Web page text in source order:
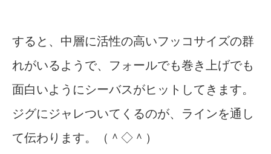
すると、中層に活性の高いフッコサイズの群
れがいるようで、フォールでも巻き上げでも
面白いようにシーバスがヒットしてきます。
ジグにジャレついてくるのが、ラインを通し
て伝わります。（＾◇＾）